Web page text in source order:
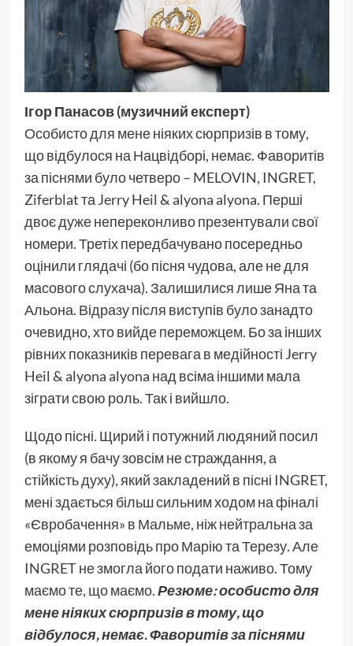
Ігор Панасов (музичний експерт)
Особисто для мене ніяких сюрпризів в тому,
що відбулося на Нацвідборі, немає. Фаворитів
за піснями було четверо – MELOVIN, INGRET,
Ziferblat та Jerry Heil & alyona alyona. Перші
двоє дуже непереконливо презентували свої
номери. Третіх передбачувано посередньо
оцінили глядачі (бо пісня чудова, але не для
масового слухача). Залишилися лише Яна та
Альона. Відразу після виступів було занадто
очевидно, хто вийде переможцем. Бо за інших
рівних показників перевага в медійності Jerry
Heil & alyona alyona над всіма іншими мала
зіграти свою роль. Так і вийшло.
Щодо пісні. Щирий і потужний людяний посил
(в якому я бачу зовсім не страждання, а
стійкість духу), який закладений в пісні INGRET,
мені здається більш сильним ходом на фіналі
«Євробачення» в Мальме, ніж нейтральна за
емоціями розповідь про Марію та Терезу. Але
INGRET не змогла його подати наживо. Тому
маємо те, що маємо.Резюме: особисто для
мене ніяких сюрпризів в тому, що
відбулося, немає. Фаворитів за піснями